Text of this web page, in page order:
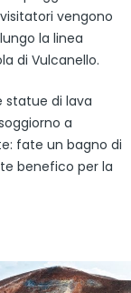
vengono
la linea
di Vulcanello.
statue di lava
a
fate un bagno di
benefico per la